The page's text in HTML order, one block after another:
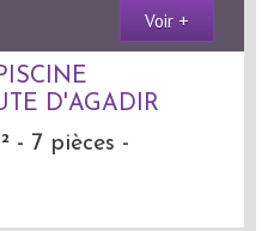
Voir +
D'AGADIR
- 7 pièces -